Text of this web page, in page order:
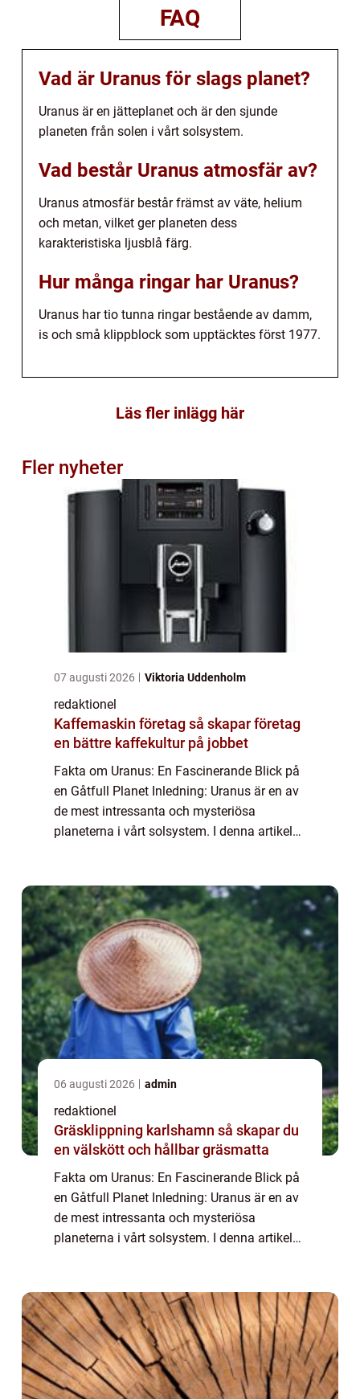
FAQ
Vad är Uranus för slags planet?
Uranus är en jätteplanet och är den sjunde
planeten från solen i vårt solsystem.
Vad består Uranus atmosfär av?
Uranus atmosfär består främst av väte, helium
och metan, vilket ger planeten dess
karakteristiska ljusblå färg.
Hur många ringar har Uranus?
Uranus har tio tunna ringar bestående av damm,
is och små klippblock som upptäcktes först 1977.
Läs fler inlägg här
Fler nyheter
07 augusti 2026 Viktoria Uddenholm
redaktionel
Kaffemaskin företag så skapar företag
en bättre kaffekultur på jobbet
Fakta om Uranus: En Fascinerande Blick på
en Gåtfull Planet Inledning: Uranus är en av
de mest intressanta och mysteriösa
planeterna i vårt solsystem. I denna artikel
presentation...
06 augusti 2026 admin
redaktionel
Gräsklippning karlshamn så skapar du
en välskött och hållbar gräsmatta
Fakta om Uranus: En Fascinerande Blick på
en Gåtfull Planet Inledning: Uranus är en av
de mest intressanta och mysteriösa
planeterna i vårt solsystem. I denna artikel
presentation...